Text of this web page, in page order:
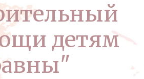
детям